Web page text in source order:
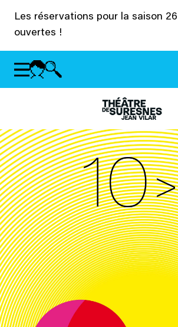
Les réservations pour la saison
ouvertes !